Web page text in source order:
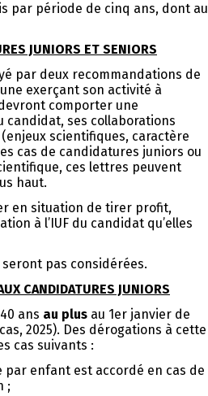
par période de cinq ans, dont au
JUNIORS ET SENIORS
par deux recommandations de
exerçant son activité à
comporter une
ses collaborations
scientifiques, caractère
cas de candidatures juniors ou
ces lettres peuvent
haut.
en situation de tirer profit,
à l’IUF du candidat qu’elles
pas considérées.
CANDIDATURES JUNIORS
ans au plus au 1er janvier de
2025). Des dérogations à cette
cas suivants :
par enfant est accordé en cas de
;